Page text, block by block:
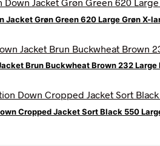
Jacket Grøn Green 620 Large Grøn X-
Brun Buckwheat Brown 232 Large
Cropped Jacket Sort Black 550